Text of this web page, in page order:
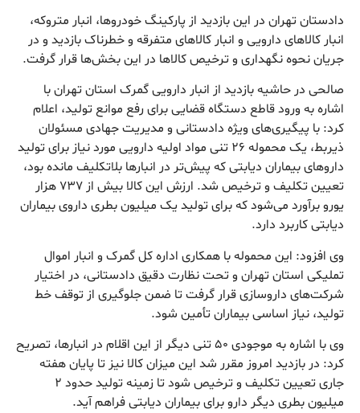
دادستان تهران در این بازدید از پارکینگ خودروها، انبار متروکه،
انبار کالا‌های دارویی و انبار کالا‌های متفرقه و خطرناک بازدید و در
جریان نحوه نگهداری و ترخیص کالا‌ها در این بخش‌ها قرار گرفت.
صالحی در حاشیه بازدید از انبار دارویی گمرک استان تهران با
اشاره به ورود قاطع دستگاه قضایی برای رفع موانع تولید، اعلام
کرد: با پیگیری‌های ویژه دادستانی و مدیریت جهادی مسئولان
ذیربط، یک محموله ۲۶ تنی مواد اولیه دارویی مورد نیاز برای تولید
دارو‌های بیماران دیابتی که پیش‌تر در انبار‌ها بلاتکلیف مانده بود،
تعیین تکلیف و ترخیص شد. ارزش این کالا بیش از ۷۳۷ هزار
یورو برآورد می‌شود که برای تولید یک میلیون بطری داروی بیماران
دیابتی کاربرد دارد.
وی افزود: این محموله با همکاری اداره کل گمرک و انبار اموال
تملیکی استان تهران و تحت نظارت دقیق دادستانی، در اختیار
شرکت‌های داروسازی قرار گرفت تا ضمن جلوگیری از توقف خط
تولید، نیاز اساسی بیماران تأمین شود.
وی با اشاره به موجودی ۵۰ تنی دیگر از این اقلام در انبارها، تصریح
کرد: در بازدید امروز مقرر شد این میزان کالا نیز تا پایان هفته
جاری تعیین تکلیف و ترخیص شود تا زمینه تولید حدود ۲
میلیون بطری دیگر دارو برای بیماران دیابتی فراهم آید.